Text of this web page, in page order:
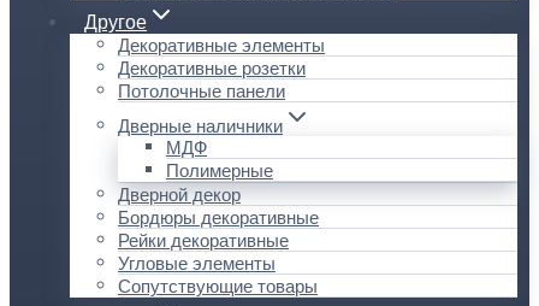
Другое
Декоративные элементы
Декоративные розетки
Потолочные панели
Дверные наличники
МДФ
Полимерные
Дверной декор
Бордюры декоративные
Рейки декоративные
Угловые элементы
Сопутствующие товары